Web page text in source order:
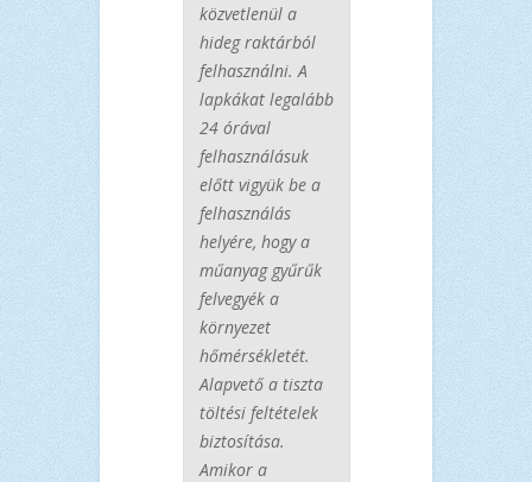
közvetlenül a
hideg raktárból
felhasználni. A
lapkákat legalább
24 órával
felhasználásuk
előtt vigyük be a
felhasználás
helyére, hogy a
műanyag gyűrűk
felvegyék a
környezet
hőmérsékletét.
Alapvető a tiszta
töltési feltételek
biztosítása.
Amikor a